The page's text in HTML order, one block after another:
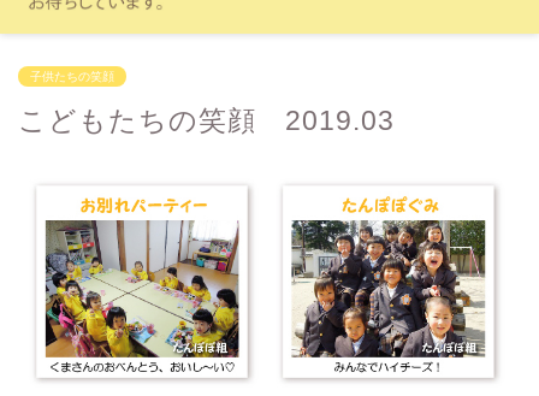
子供たちの笑顔
こどもたちの笑顔 2019.03